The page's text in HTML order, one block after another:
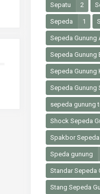
Sepatu 2
Sepeda 1
Sepeda Gunung
Sepeda Gunung
Sepeda Gunung
Sepeda Gunung
sepeda gunung
Shock Sepeda
Spakbor Sepeda
Speda gunung
Standar Sepeda
Stang Sepeda